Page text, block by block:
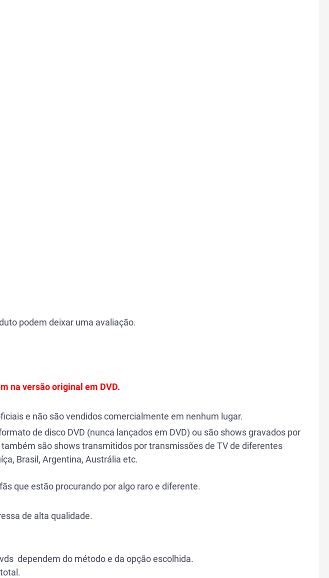
podem deixar uma avaliação.
na versão original em DVD.
e não são vendidos comercialmente em nenhum lugar.
de disco DVD (nunca lançados em DVD) ou são shows gravados por
são shows transmitidos por transmissões de TV de diferentes
Brasil, Argentina, Austrália etc.
que estão procurando por algo raro e diferente.
de alta qualidade.
dependem do método e da opção escolhida.